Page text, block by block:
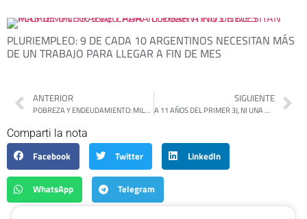
PLURIEMPLEO: 9 DE CADA 10 ARGENTINOS NECESITAN MÁS
DE UN TRABAJO PARA LLEGAR A FIN DE MES
ANTERIOR
POBREZA Y ENDEUDAMIENTO: MILES DE HOGARES SOSTIENEN SUS INGRESOS A COSTA DE CRÉDITOS TRAS AGOTAR SUS AHORROS
SIGUIENTE
A 11 AÑOS DEL PRIMER 3J, NI UNA MENOS CONVOCÓ A UNA MOVILIZACIÓN MASIVA
Comparti la nota
Facebook
Twitter LinkedIn
WhatsApp Telegram